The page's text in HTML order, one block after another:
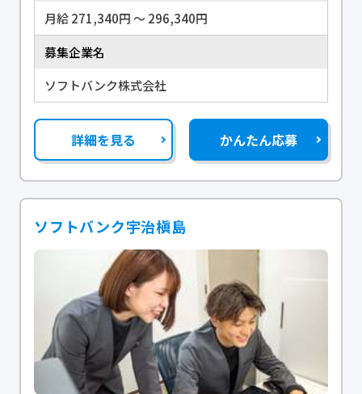
月給 271,340円 〜 296,340円
募集企業名
ソフトバンク株式会社
詳細を見る かんたん応募
ソフトバンク宇治槇島